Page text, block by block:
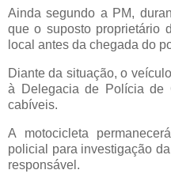
Ainda segundo a PM,
que o suposto proprietário
local antes da chegada do
Diante da situação, o
à Delegacia de Polícia de
cabíveis.
A motocicleta
policial para investigação
responsável.